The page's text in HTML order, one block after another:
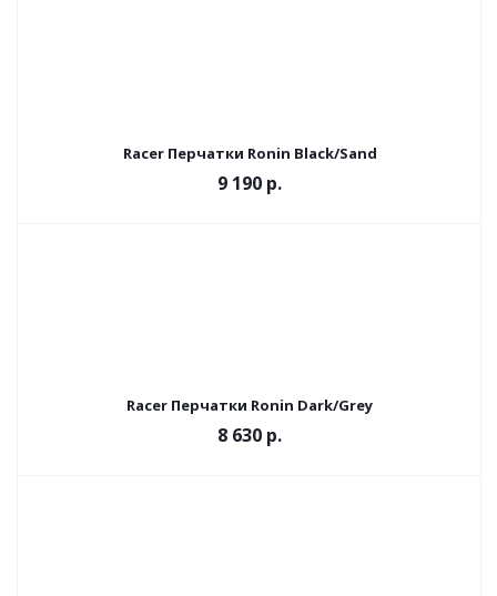
Racer Перчатки Ronin Black/Sand
9 190 р.
Racer Перчатки Ronin Dark/Grey
8 630 р.